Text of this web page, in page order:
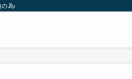
の秘訣等。太ったり悩んでいる方々が簡